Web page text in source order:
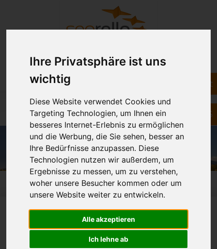
Ihre Privatsphäre ist uns
wichtig
Diese Website verwendet Cookies und
Targeting Technologien, um Ihnen ein
besseres Internet-Erlebnis zu ermöglichen
und die Werbung, die Sie sehen, besser an
Ihre Bedürfnisse anzupassen. Diese
Technologien nutzen wir außerdem, um
Ergebnisse zu messen, um zu verstehen,
woher unsere Besucher kommen oder um
unsere Website weiter zu entwickeln.
Alle akzeptieren
Ich lehne ab
Navigation
Blogarchiv
SEOrello»Blogarchiv
Kontakt
089 52032055